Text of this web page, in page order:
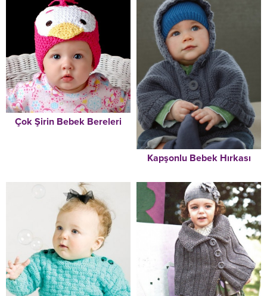
Çok Şirin Bebek Bereleri
Kapşonlu Bebek Hırkası